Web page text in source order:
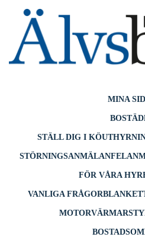
innehåll
MINA
STÄLL DIG I KÖ
STÖRNINGSANMÄLAN
FÖR VÅRA
VANLIGA FRÅGOR